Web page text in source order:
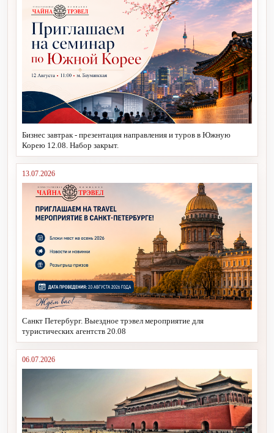
Бизнес завтрак - презентация направления и туров в Южную
Корею 12.08. Набор закрыт.
13.07.2026
Санкт Петербург. Выездное трэвел мероприятие для
туристических агентств 20.08
06.07.2026